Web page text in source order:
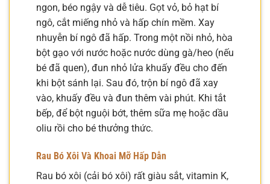
ngon, béo ngậy và dễ tiêu. Gọt vỏ, bỏ hạt bí
ngô, cắt miếng nhỏ và hấp chín mềm. Xay
nhuyễn bí ngô đã hấp. Trong một nồi nhỏ, hòa
bột gạo với nước hoặc nước dùng gà/heo (nếu
bé đã quen), đun nhỏ lửa khuấy đều cho đến
khi bột sánh lại. Sau đó, trộn bí ngô đã xay
vào, khuấy đều và đun thêm vài phút. Khi tắt
bếp, để bột nguội bớt, thêm sữa mẹ hoặc dầu
oliu rồi cho bé thưởng thức.
Rau Bó Xôi Và Khoai Mỡ Hấp Dẫn
Rau bó xôi (cải bó xôi) rất giàu sắt, vitamin K,